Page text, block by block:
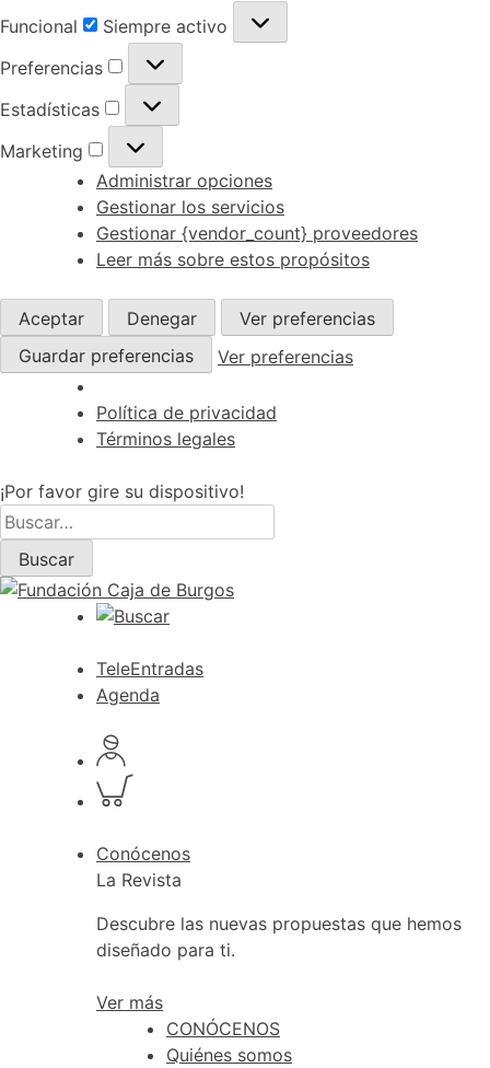
Funcional
Siempre activo
Preferencias
Preferencias
Estadísticas
Estadísticas
Marketing
Marketing
Administrar opciones
Gestionar los servicios
Gestionar {vendor_count} proveedores
Leer más sobre estos propósitos
Aceptar Denegar
Ver preferencias
Guardar preferencias
Ver preferencias
Política de privacidad
Términos legales
¡Por favor gire su dispositivo!
Skip
to
content
Buscar
por:
Buscar
TeleEntradas
Agenda
Acceder
a
perfil
Inspeccionar
carrito
Conócenos
La Revista
Descubre las nuevas propuestas que hemos
diseñado para ti.
Ver más
CONÓCENOS
Quiénes somos